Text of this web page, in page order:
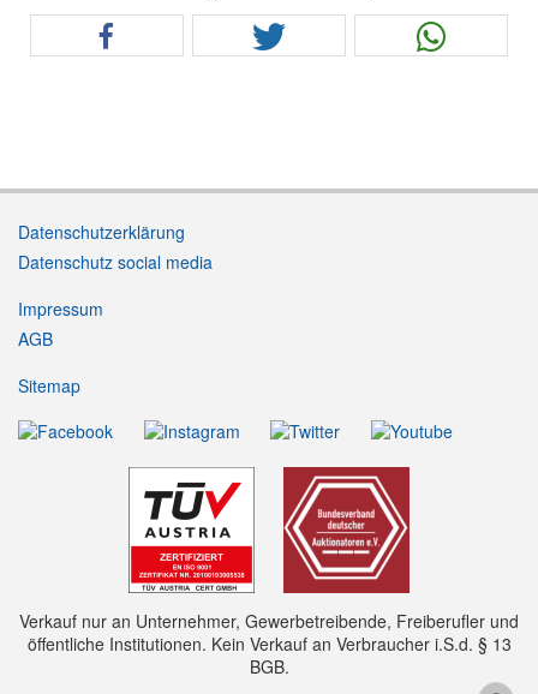
Datenschutzerklärung
Datenschutz social media
Impressum
AGB
Sitemap
Verkauf nur an Unternehmer, Gewerbetreibende, Freiberufler und
öffentliche Institutionen. Kein Verkauf an Verbraucher i.S.d. § 13
BGB.